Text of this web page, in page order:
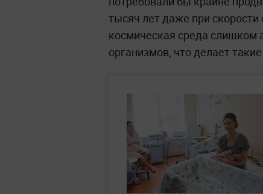
тысяч лет даже при
космическая среда слишком
организмов, что делает